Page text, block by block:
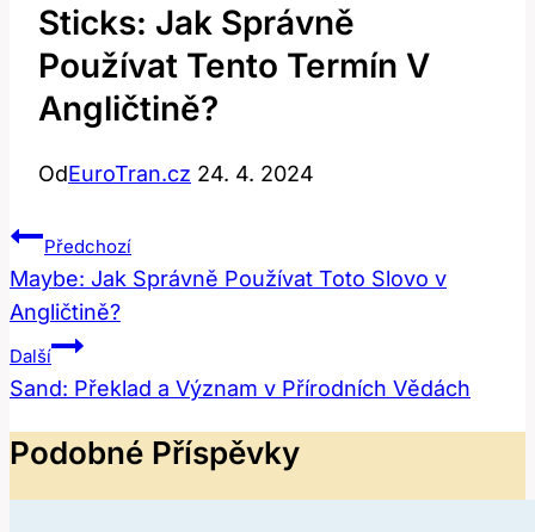
Sticks: Jak Správně
Používat Tento Termín V
Angličtině?
OdEuroTran.cz 24. 4. 2024
Navigace
Pro
Příspěvek
Předchozí
Maybe: Jak Správně Používat Toto Slovo v
Angličtině?
Další
Sand: Překlad a Význam v Přírodních Vědách
Podobné Příspěvky